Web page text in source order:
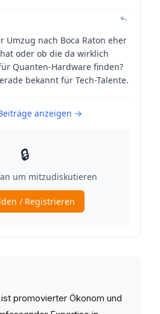
ist promovierter Ökonom und